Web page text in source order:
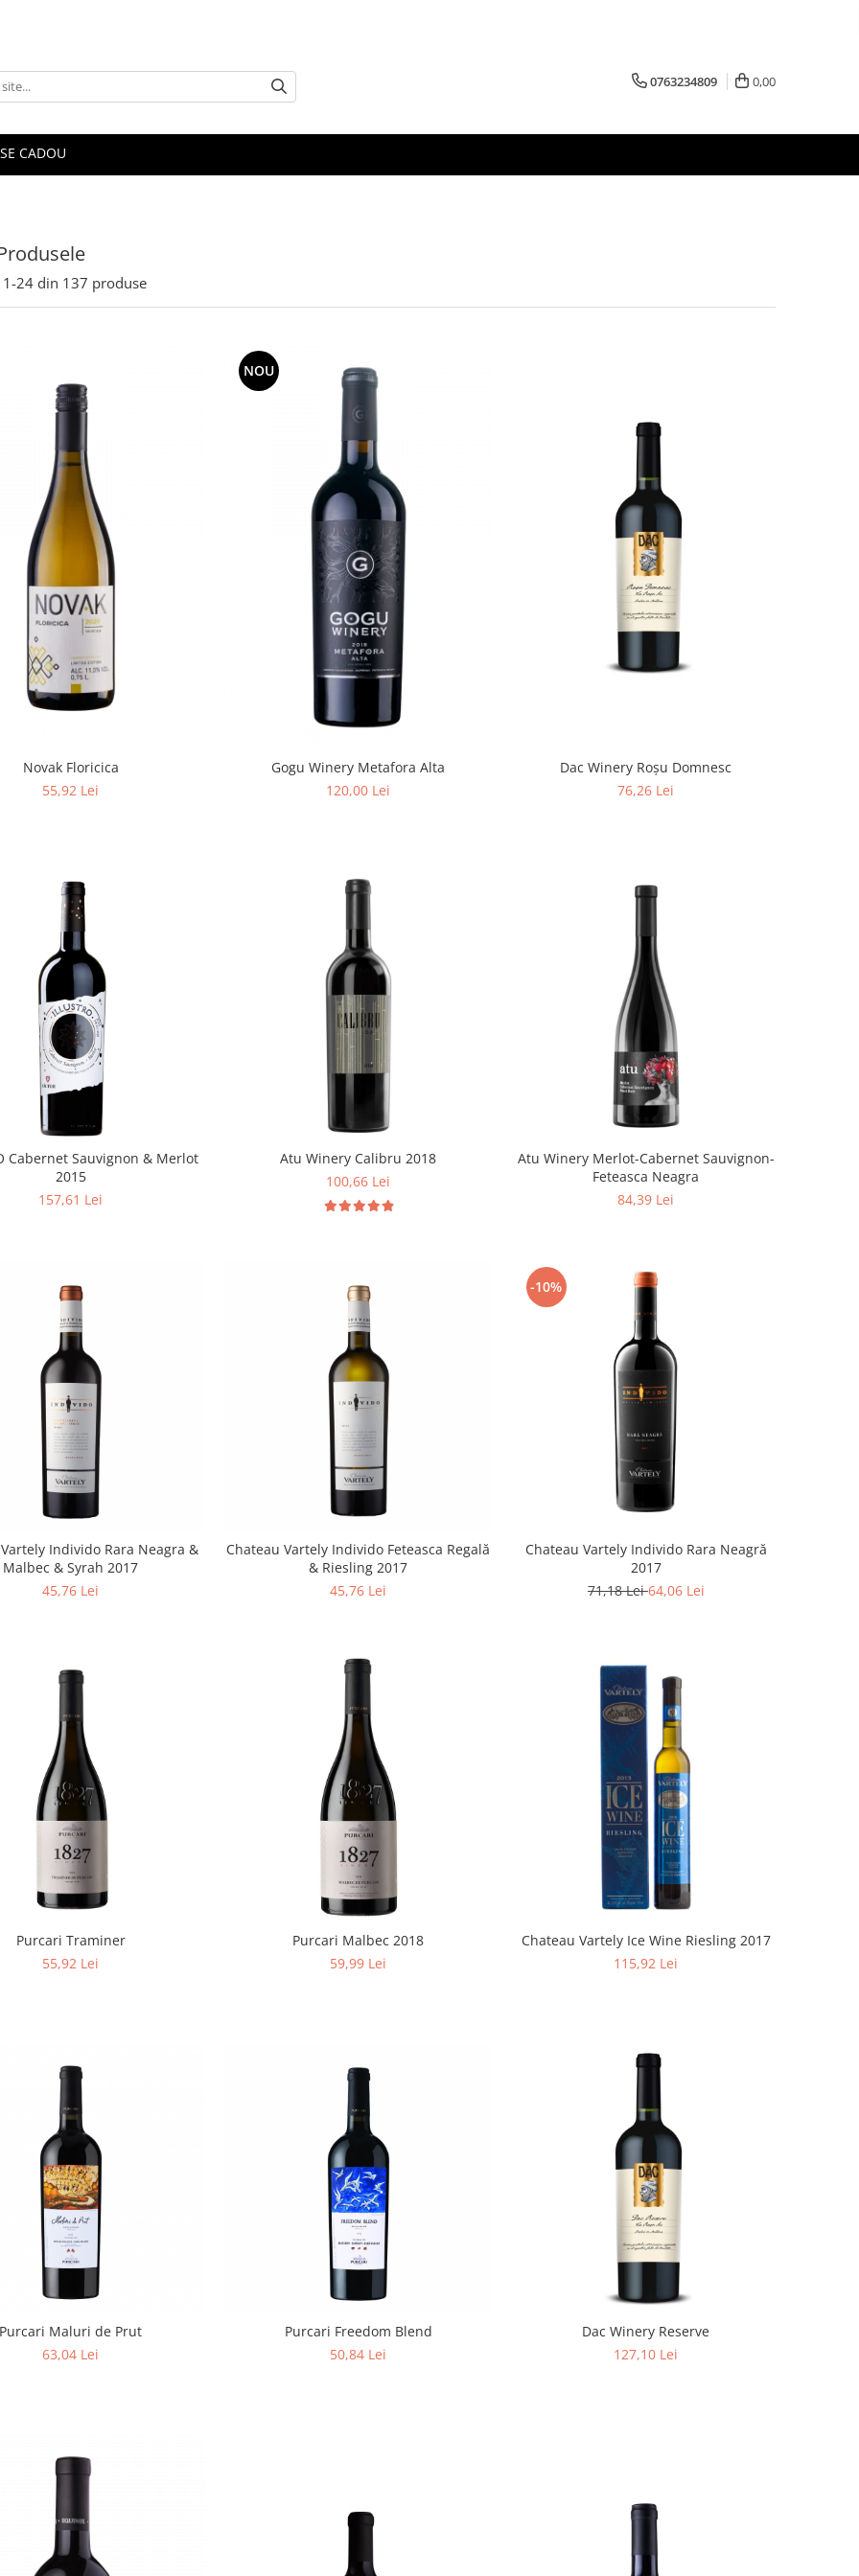
0763234809 0,00
CADOU
1-24 din 137 produse
Novak Floricica
55,92 Lei
NOU
Gogu Winery Metafora Alta
120,00 Lei
Dac Winery Roșu Domnesc
76,26 Lei
Cabernet Sauvignon & Merlot
2015
157,61 Lei
Atu Winery Calibru 2018
100,66 Lei
Atu Winery Merlot-Cabernet Sauvignon-
Feteasca Neagra
84,39 Lei
Individo Rara Neagra &
Malbec & Syrah 2017
45,76 Lei
Chateau Vartely Individo Feteasca Regală
& Riesling 2017
45,76 Lei
-10%
Chateau Vartely Individo Rara Neagră
2017
71,18 Lei64,06 Lei
Purcari Traminer
55,92 Lei
Purcari Malbec 2018
59,99 Lei
Chateau Vartely Ice Wine Riesling 2017
115,92 Lei
Purcari Maluri de Prut
63,04 Lei
Purcari Freedom Blend
50,84 Lei
Dac Winery Reserve
127,10 Lei